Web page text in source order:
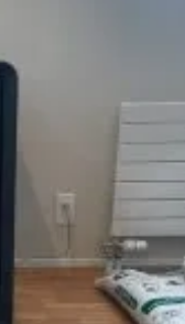
長
ス
朝
断
トラブ
ペ
消
排
ス